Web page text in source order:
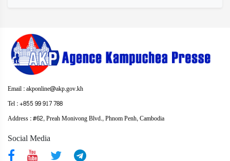
Email : akponline@akp.gov.kh
Tel : +855 99 917 788
Address : ​#62, Preah Monivong Blvd., Phnom Penh, Cambodia
Social Media